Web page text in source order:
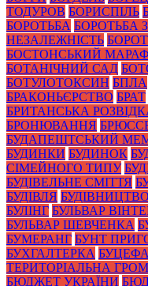
ТОДУРОВ БОРИСПІЛЬ
БОРОТЬБА БОРОТЬБА
НЕЗАЛЕЖНІСТЬ
БОСТОНСЬКИЙ
БОТАНІЧНИЙ САД
БОТУЛОТОКСИН БПЛА
БРАКОНЬЄРСТВО БРАТ
БРИТАНСЬКА
БРОНЮВАННЯ
БУДАПЕШТСЬКИЙ
БУДИНКИ БУДИНОК
СІМЕЙНОГО ТИПУ
БУДІВЕЛЬНЕ СМІТТЯ
БУДІВЛЯ БУДІВНИЦТВО
БУЛІНГ БУЛЬВАР
БУЛЬВАР ШЕВЧЕНКА
БУМЕРАНГ БУНТ
БУХГАЛТЕРКА
ТЕРИТОРІАЛЬНА
БЮДЖЕТ УКРАЇНИ